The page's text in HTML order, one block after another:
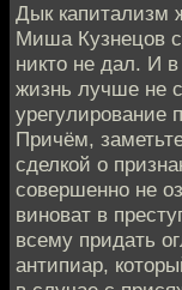
Дык капитализм
Миша Кузнецов
никто не дал. И
жизнь лучше не
урегулирование
Причём,
сделкой о
совершенно не
виноват в
всему придать
антипиар,